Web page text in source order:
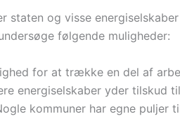
staten og visse
følgende muligheder:
for at trække en del af
energiselskaber yder tilskud
kommuner har egne puljer